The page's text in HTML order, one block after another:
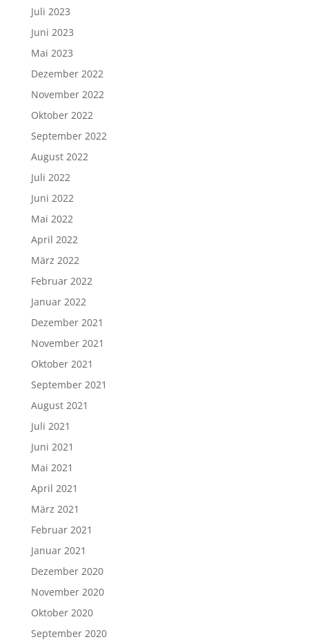
Juli 2023
Juni 2023
Mai 2023
Dezember 2022
November 2022
Oktober 2022
September 2022
August 2022
Juli 2022
Juni 2022
Mai 2022
April 2022
März 2022
Februar 2022
Januar 2022
Dezember 2021
November 2021
Oktober 2021
September 2021
August 2021
Juli 2021
Juni 2021
Mai 2021
April 2021
März 2021
Februar 2021
Januar 2021
Dezember 2020
November 2020
Oktober 2020
September 2020